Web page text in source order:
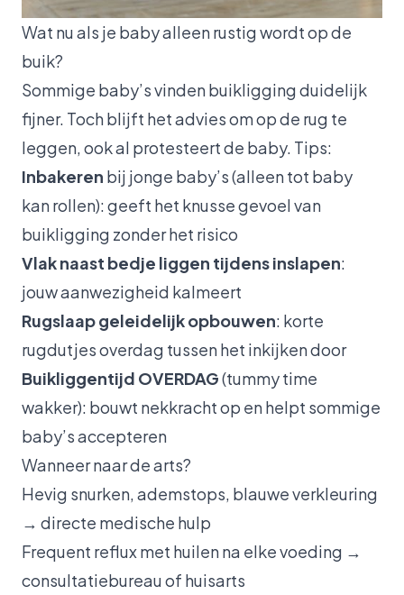
Wat nu als je baby alleen rustig wordt op de
buik?
Sommige baby’s vinden buikligging duidelijk
fijner. Toch blijft het advies om op de rug te
leggen, ook al protesteert de baby. Tips:
Inbakeren bij jonge baby’s (alleen tot baby
kan rollen): geeft het knusse gevoel van
buikligging zonder het risico
Vlak naast bedje liggen tijdens inslapen:
jouw aanwezigheid kalmeert
Rugslaap geleidelijk opbouwen: korte
rugdutjes overdag tussen het inkijken door
Buikliggentijd OVERDAG(tummy time
wakker): bouwt nekkracht op en helpt sommige
baby’s accepteren
Wanneer naar de arts?
Hevig snurken, ademstops, blauwe verkleuring
→ directe medische hulp
Frequent reflux met huilen na elke voeding →
consultatiebureau of huisarts